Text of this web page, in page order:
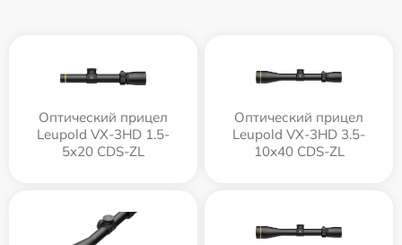
Оптический прицел
Leupold VX-3HD 1.5-
5x20 CDS-ZL
Оптический прицел
Leupold VX-3HD 3.5-
10x40 CDS-ZL